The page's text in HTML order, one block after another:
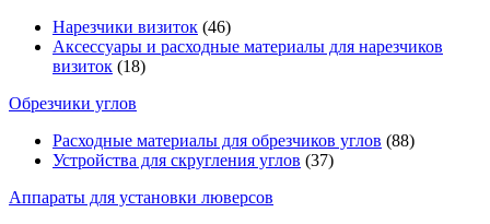
Нарезчики визиток (46)
Аксессуары и расходные материалы для нарезчиков
визиток (18)
Обрезчики углов
Расходные материалы для обрезчиков углов (88)
Устройства для скругления углов (37)
Аппараты для установки люверсов